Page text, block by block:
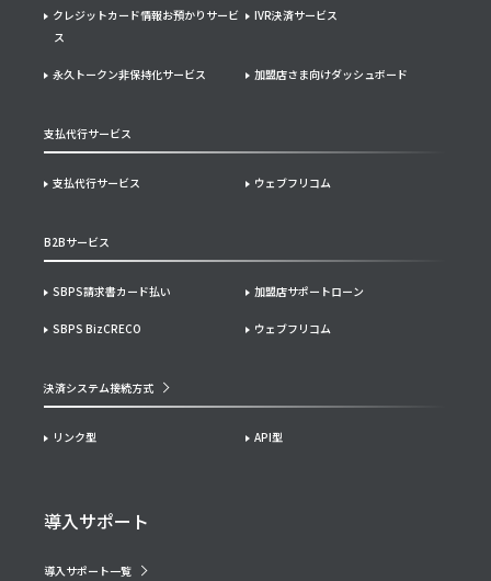
クレジットカード情報お預かりサービ
ス
IVR決済サービス
永久トークン非保持化サービス 加盟店さま向けダッシュボード
支払代行サービス
支払代行サービス ウェブフリコム
B2Bサービス
SBPS請求書カード払い 加盟店サポートローン
SBPS BizCRECO ウェブフリコム
決済システム接続方式
リンク型 API型
導入サポート
導入サポート一覧